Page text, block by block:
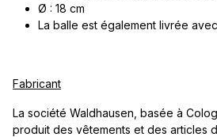
Ø : 18 cm
La balle est également livrée
Fabricant
La société Waldhausen, basée à
produit des vêtements et des articles